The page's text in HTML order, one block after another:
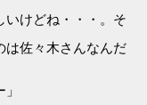
いけどね・・・。そ
は佐々木さんなんだ